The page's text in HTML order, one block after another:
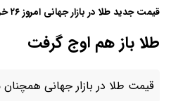
قیمت جدید طلا در بازار جهانی امروز ۲۶ خرداد ۱۴۰۵
طلا باز هم اوج گرفت
قیمت طلا در بازار جهانی